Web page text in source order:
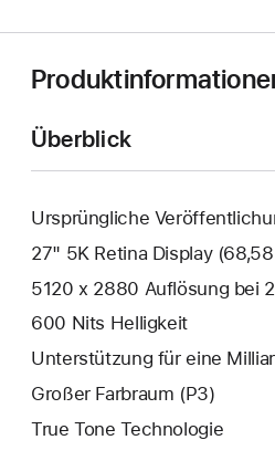
Überblick
Ursprüngliche
27" 5K Retina Display
5120 x 2880 Auflösung bei
600 Nits Helligkeit
Unterstützung für eine
Großer Farbraum (P3)
True Tone Technologie